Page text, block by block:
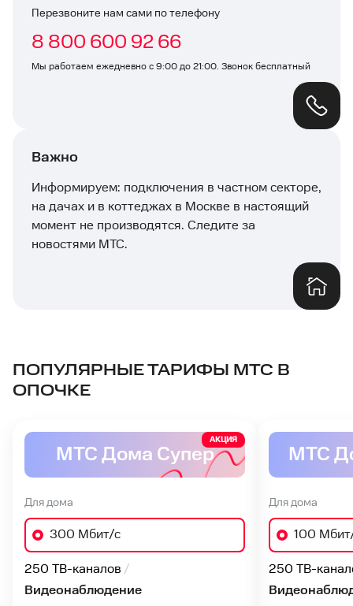
Перезвоните нам сами по телефону
8 800 600 92 66
Мы работаем ежедневно с 9:00 до 21:00. Звонок бесплатный
Важно
Информируем: подключения в частном секторе,
на дачах и в коттеджах в Москве в настоящий
момент не производятся. Следите за
новостями МТС.
ПОПУЛЯРНЫЕ ТАРИФЫ МТС В
ОПОЧКЕ
МТС Дома Супер
АКЦИЯ
Для дома
300 Мбит/с
250 ТВ-каналов
Видеонаблюдение
МТС
Для дома
100
250 ТВ-